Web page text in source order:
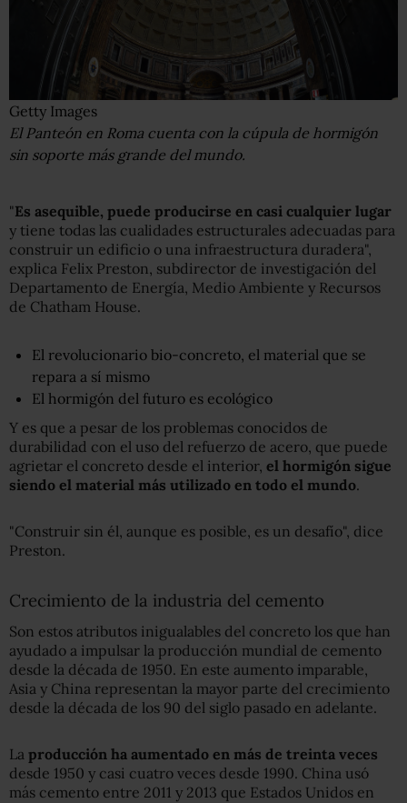
Getty Images
El Panteón en Roma cuenta con la cúpula de hormigón
sin soporte más grande del mundo.
"Es asequible, puede producirse en casi cualquier lugar
y tiene todas las cualidades estructurales adecuadas para
construir un edificio o una infraestructura duradera",
explica Felix Preston, subdirector de investigación del
Departamento de Energía, Medio Ambiente y Recursos
de Chatham House.
El revolucionario bio-concreto, el material que se
repara a sí mismo
El hormigón del futuro es ecológico
Y es que a pesar de los problemas conocidos de
durabilidad con el uso del refuerzo de acero, que puede
agrietar el concreto desde el interior, el hormigón sigue
siendo el material más utilizado en todo el mundo.
"Construir sin él, aunque es posible, es un desafío", dice
Preston.
Crecimiento de la industria del cemento
Son estos atributos inigualables del concreto los que han
ayudado a impulsar la producción mundial de cemento
desde la década de 1950. En este aumento imparable,
Asia y China representan la mayor parte del crecimiento
desde la década de los 90 del siglo pasado en adelante.
La producción ha aumentado en más de treinta veces
desde 1950 y casi cuatro veces desde 1990. China usó
más cemento entre 2011 y 2013 que Estados Unidos en